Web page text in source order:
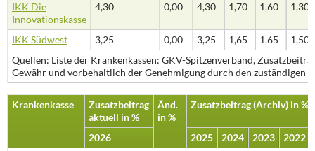
IKK Die
Innovationskasse
4,30 0,00 4,30 1,70 1,60 1,30
IKK Südwest 3,25 0,00 3,25 1,65 1,65
1,50
Quellen: Liste der Krankenkassen: GKV-Spitzenverband,
Gewähr und vorbehaltlich der Genehmigung durch den zuständigen
Krankenkasse
Zusatzbeitrag
aktuell in %
Änd.
in %
Zusatzbeitrag (Archiv) in %
2026 2025 2024 2023 2022